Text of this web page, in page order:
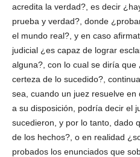
acredita la verdad?, es decir
prueba y verdad?, donde
el mundo real?, y en caso
judicial ¿es capaz de lograr
alguna?, con lo cual se diría
certeza de lo sucedido?,
sea, cuando un juez resuelve
a su disposición, podría decir el
sucedieron, y por lo tanto, dado
de los hechos?, o en realidad
probados los enunciados que